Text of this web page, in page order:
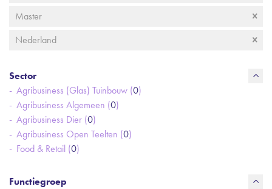
Master
Nederland
Sector
Agribusiness (Glas) Tuinbouw (0)
Agribusiness Algemeen (0)
Agribusiness Dier (0)
Agribusiness Open Teelten (0)
Food & Retail (0)
Functiegroep